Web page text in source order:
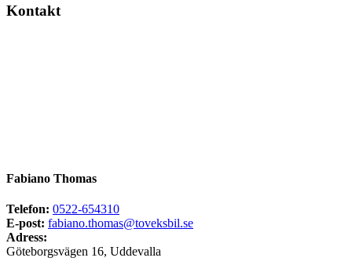
Kontakt
Fabiano Thomas
Telefon: 0522-654310
E-post: fabiano.thomas@toveksbil.se
Adress:
Göteborgsvägen 16, Uddevalla